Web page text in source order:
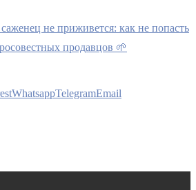
не приживется: как не попасть
продавцов 🌱
WhatsappTelegramEmail